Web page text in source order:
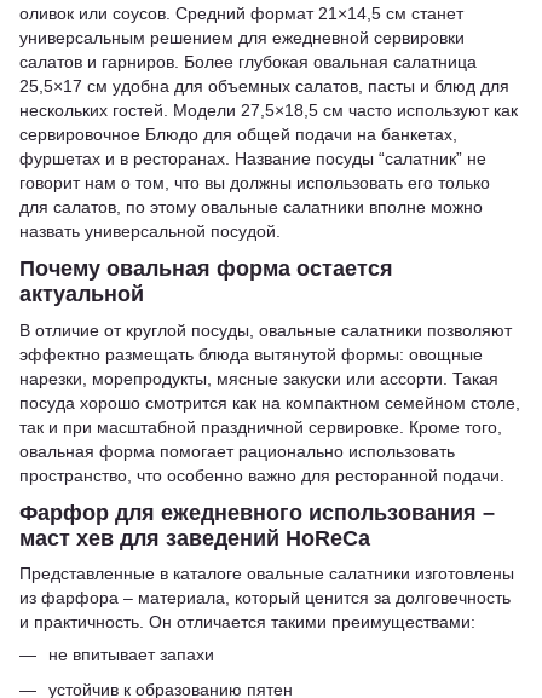
оливок или соусов. Средний формат 21×14,5 см станет
универсальным решением для ежедневной сервировки
салатов и гарниров. Более глубокая овальная салатница
25,5×17 см удобна для объемных салатов, пасты и блюд для
нескольких гостей. Модели 27,5×18,5 см часто используют как
сервировочное Блюдо для общей подачи на банкетах,
фуршетах и в ресторанах. Название посуды “салатник” не
говорит нам о том, что вы должны использовать его только
для салатов, по этому овальные салатники вполне можно
назвать универсальной посудой.
Почему овальная форма остается
актуальной
В отличие от круглой посуды, овальные салатники позволяют
эффектно размещать блюда вытянутой формы: овощные
нарезки, морепродукты, мясные закуски или ассорти. Такая
посуда хорошо смотрится как на компактном семейном столе,
так и при масштабной праздничной сервировке. Кроме того,
овальная форма помогает рационально использовать
пространство, что особенно важно для ресторанной подачи.
Фарфор для ежедневного использования –
маст хев для заведений HoReCa
Представленные в каталоге овальные салатники изготовлены
из фарфора – материала, который ценится за долговечность
и практичность. Он отличается такими преимуществами:
не впитывает запахи
устойчив к образованию пятен